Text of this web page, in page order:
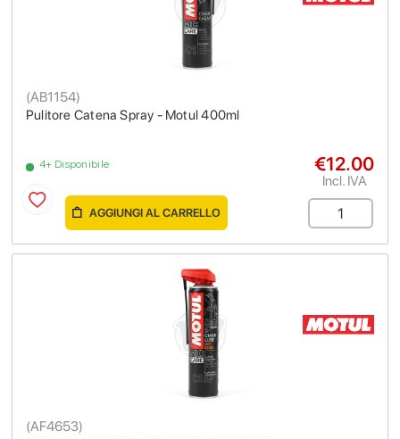
Pulitore Catena Spray - Motul 400ml
(AB1154)
4+ Disponibile €12.00
Incl. IVA
AGGIUNGI AL CARRELLO
(AF4653)